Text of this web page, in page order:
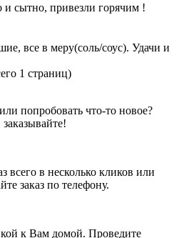
и сытно, привезли горячим !
все в меру(соль/соус). Удачи и
1 страниц)
попробовать что-то новое?
всего в несколько кликов или
заказ по телефону.
к Вам домой. Проведите